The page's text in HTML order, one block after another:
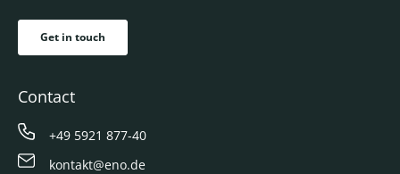
Get in touch
Contact
+49 5921 877-40
kontakt@eno.de